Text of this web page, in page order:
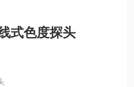
式色度探头